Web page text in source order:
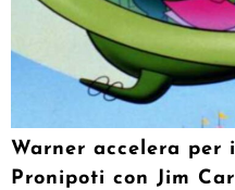
Warner accelera
Pronipoti con Jim